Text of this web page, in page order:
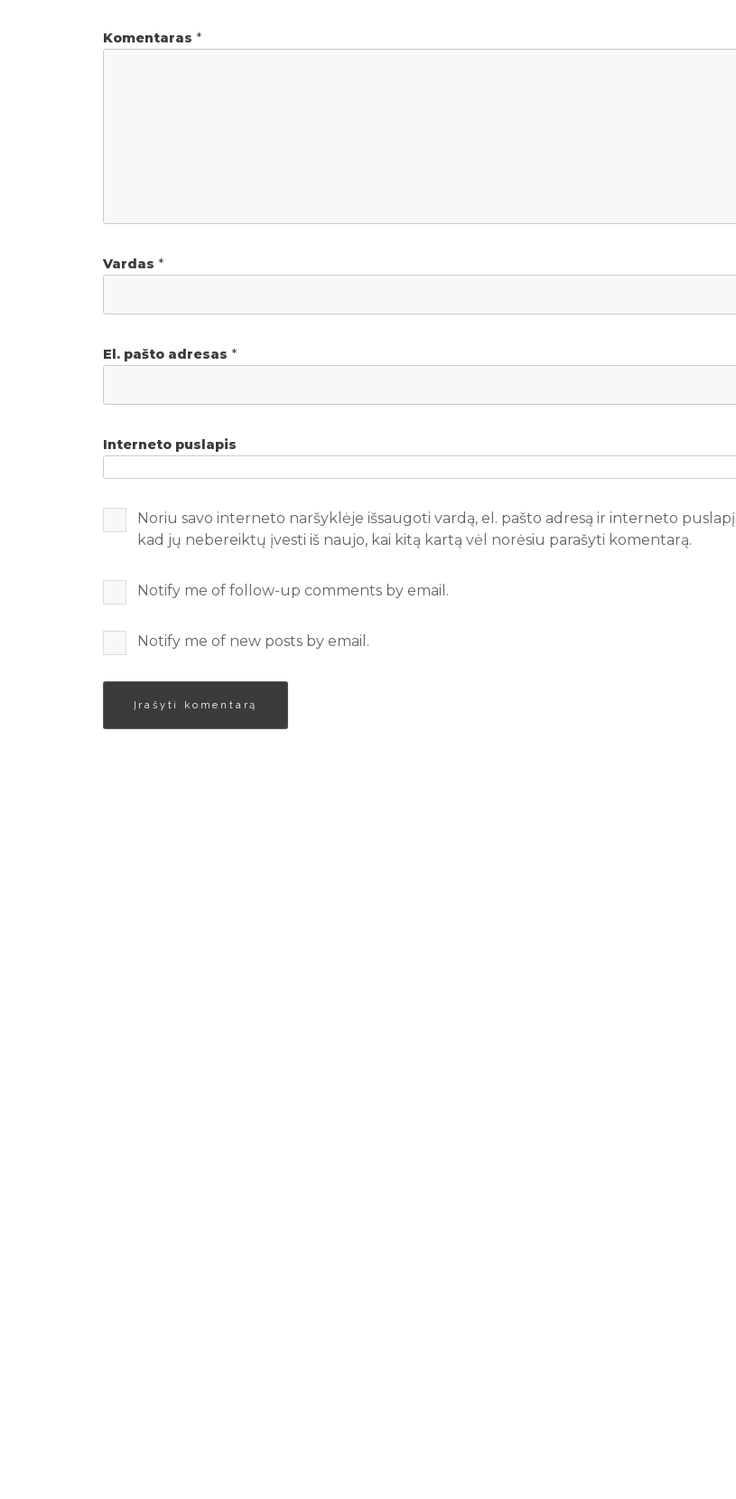
Komentaras *
Vardas *
El. pašto adresas *
Interneto puslapis
Noriu savo interneto naršyklėje išsaugoti vardą, el. pašto adresą ir interneto
kad jų nebereiktų įvesti iš naujo, kai kitą kartą vėl norėsiu parašyti komentarą.
Notify me of follow-up comments by email.
Notify me of new posts by email.